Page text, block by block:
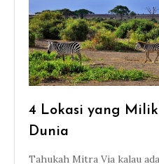
4 Lokasi yang
Dunia
Tahukah Mitra Via kalau